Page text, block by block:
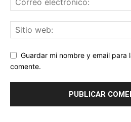
Guardar mi nombre y email para
comente.